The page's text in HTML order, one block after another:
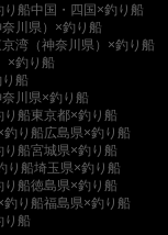
り船中国・四国×釣り船
川県）×釣り船
京湾（神奈川県）×釣り船
×釣り船
船
川県×釣り船
り船東京都×釣り船
釣り船広島県×釣り船
り船宮城県×釣り船
り船埼玉県×釣り船
り船徳島県×釣り船
釣り船福島県×釣り船
り船